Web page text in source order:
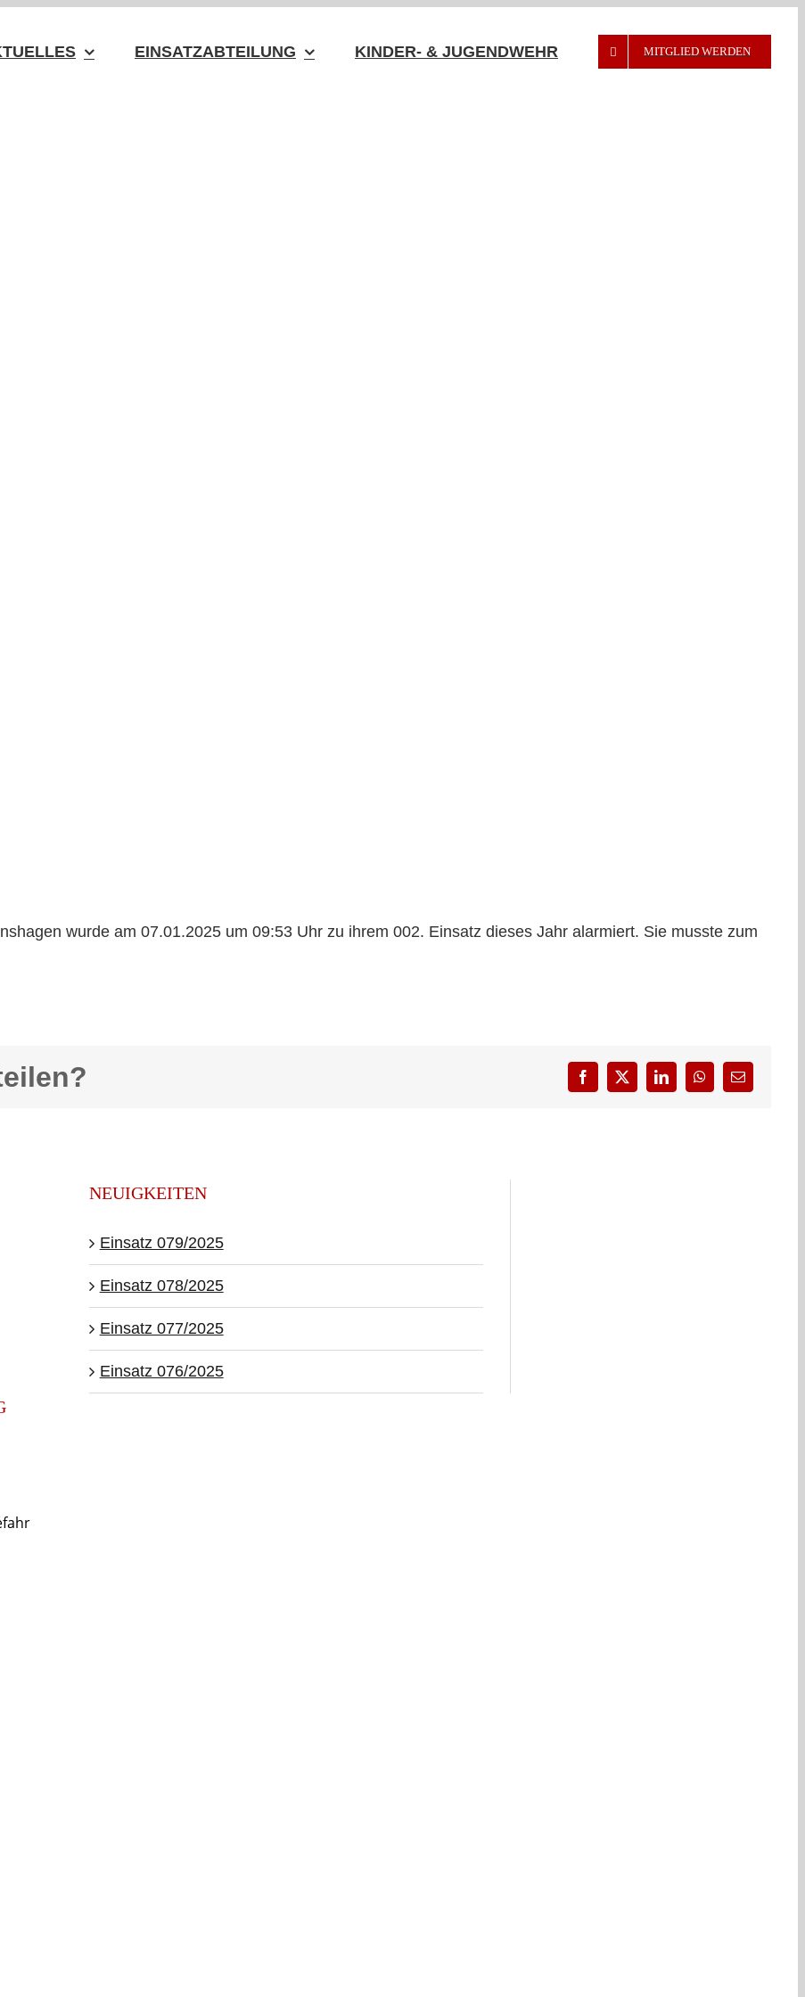
EINSATZABTEILUNG KINDER- & JUGENDWEHR MITGLIED WERDEN
wurde am 07.01.2025 um 09:53 Uhr zu ihrem 002. Einsatz dieses Jahr alarmiert. Sie musste zum
Facebook
X LinkedInWhatsApp
E-
Mail
NEUIGKEITEN
Einsatz 079/2025
Einsatz 078/2025
Einsatz 077/2025
Einsatz 076/2025